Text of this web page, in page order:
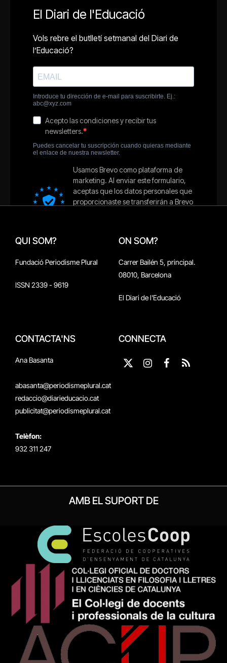
QUI SOM?
Fundació Periodisme Plural
ISSN 2339 - 9619
ON SOM?
Carrer Bailén 5, principal.
08010, Barcelona
El Diari de l'Educació
CONTACTA'NS
Ana Basanta
abasanta@periodismeplural.cat
redaccio@diarieducacio.cat
publicitat@periodismeplural.cat
Telèfon:
932 311 247
CONNECTA
X
Instagram
Facebook
RSS
AMB EL SUPORT DE